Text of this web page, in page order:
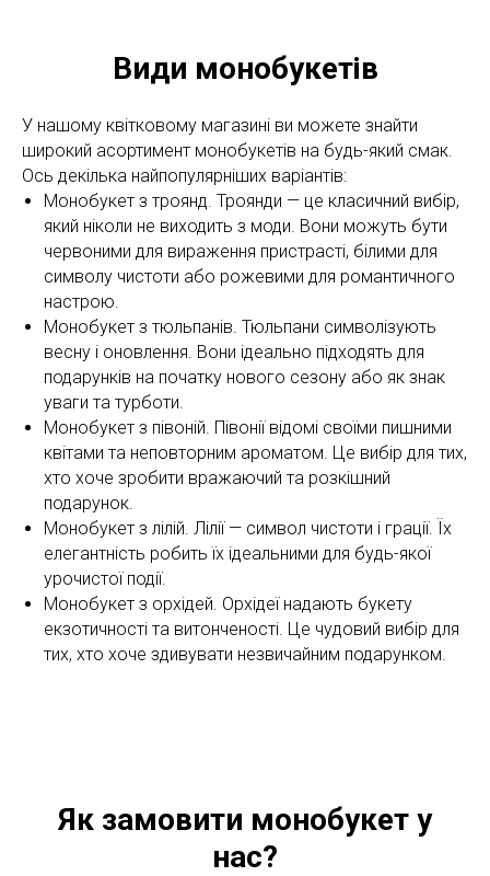
Види монобукетів
У нашому квітковому магазині ви можете знайти
широкий асортимент монобукетів на будь-який смак.
Ось декілька найпопулярніших варіантів:
Монобукет з троянд. Троянди — це класичний вибір,
який ніколи не виходить з моди. Вони можуть бути
червоними для вираження пристрасті, білими для
символу чистоти або рожевими для романтичного
настрою.
Монобукет з тюльпанів. Тюльпани символізують
весну і оновлення. Вони ідеально підходять для
подарунків на початку нового сезону або як знак
уваги та турботи.
Монобукет з півоній. Півонії відомі своїми пишними
квітами та неповторним ароматом. Це вибір для тих,
хто хоче зробити вражаючий та розкішний
подарунок.
Монобукет з лілій. Лілії — символ чистоти і грації. Їх
елегантність робить їх ідеальними для будь-якої
урочистої події.
Монобукет з орхідей. Орхідеї надають букету
екзотичності та витонченості. Це чудовий вибір для
тих, хто хоче здивувати незвичайним подарунком.
Як замовити монобукет у
нас?